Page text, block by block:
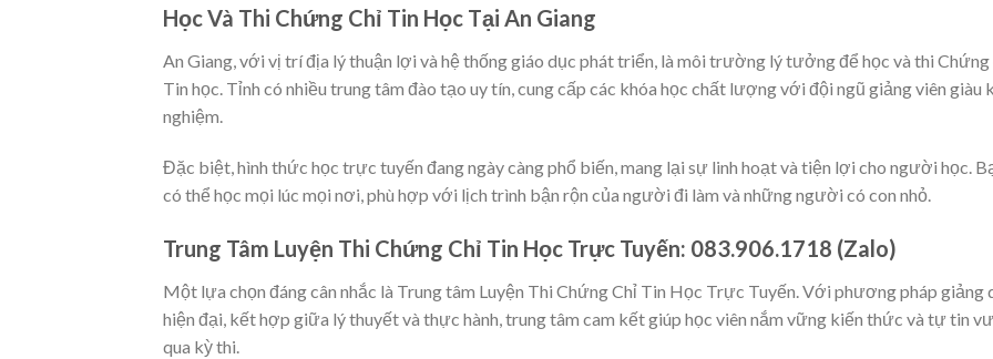
Học Và Thi Chứng Chỉ Tin Học Tại An Giang
An Giang, với vị trí địa lý thuận lợi và hệ thống giáo dục phát triển, là môi trường lý tưởng để học và thi Chứng
Tin học. Tỉnh có nhiều trung tâm đào tạo uy tín, cung cấp các khóa học chất lượng với đội ngũ giảng viên giàu
nghiệm.
Đặc biệt, hình thức học trực tuyến đang ngày càng phổ biến, mang lại sự linh hoạt và tiện lợi cho người học.
có thể học mọi lúc mọi nơi, phù hợp với lịch trình bận rộn của người đi làm và những người có con nhỏ.
Trung Tâm Luyện Thi Chứng Chỉ Tin Học Trực Tuyến: 083.906.1718 (Zalo)
Một lựa chọn đáng cân nhắc là Trung tâm Luyện Thi Chứng Chỉ Tin Học Trực Tuyến. Với phương pháp giảng
hiện đại, kết hợp giữa lý thuyết và thực hành, trung tâm cam kết giúp học viên nắm vững kiến thức và tự tin
qua kỳ thi.